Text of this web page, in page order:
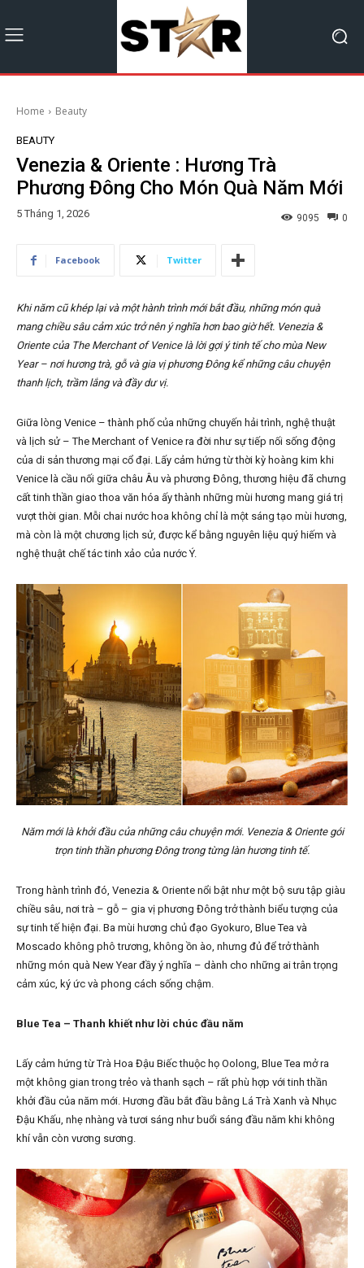
Home Beauty
BEAUTY
Venezia & Oriente : Hương Trà
Phương Đông Cho Món Quà Năm Mới
5 Tháng 1, 2026 0
9095
Facebook Twitter
Khi năm cũ khép lại và một hành trình mới bắt đầu, những món quà
mang chiều sâu cảm xúc trở nên ý nghĩa hơn bao giờ hết. Venezia &
Oriente của The Merchant of Venice là lời gợi ý tinh tế cho mùa New
Year – nơi hương trà, gỗ và gia vị phương Đông kể những câu chuyện
thanh lịch, trầm lắng và đầy dư vị.
Giữa lòng Venice – thành phố của những chuyến hải trình, nghệ thuật
và lịch sử – The Merchant of Venice ra đời như sự tiếp nối sống động
của di sản thương mại cổ đại. Lấy cảm hứng từ thời kỳ hoàng kim khi
Venice là cầu nối giữa châu Âu và phương Đông, thương hiệu đã chưng
cất tinh thần giao thoa văn hóa ấy thành những mùi hương mang giá trị
vượt thời gian. Mỗi chai nước hoa không chỉ là một sáng tạo mùi hương,
mà còn là một chương lịch sử, được kể bằng nguyên liệu quý hiếm và
nghệ thuật chế tác tinh xảo của nước Ý.
Năm mới là khởi đầu của những câu chuyện mới. Venezia & Oriente gói
trọn tinh thần phương Đông trong từng làn hương tinh tế.
Trong hành trình đó, Venezia & Oriente nổi bật như một bộ sưu tập giàu
chiều sâu, nơi trà – gỗ – gia vị phương Đông trở thành biểu tượng của
sự tinh tế hiện đại. Ba mùi hương chủ đạo Gyokuro, Blue Tea và
Moscado không phô trương, không ồn ào, nhưng đủ để trở thành
những món quà New Year đầy ý nghĩa – dành cho những ai trân trọng
cảm xúc, ký ức và phong cách sống chậm.
Blue Tea – Thanh khiết như lời chúc đầu năm
Lấy cảm hứng từ Trà Hoa Đậu Biếc thuộc họ Oolong, Blue Tea mở ra
một không gian trong trẻo và thanh sạch – rất phù hợp với tinh thần
khởi đầu của năm mới. Hương đầu bắt đầu bằng Lá Trà Xanh và Nhục
Đậu Khấu, nhẹ nhàng và tươi sáng như buổi sáng đầu năm khi không
khí vẫn còn vương sương.